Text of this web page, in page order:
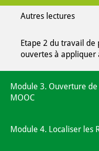
Autres lectures
Etape 2 du travail
ouvertes à appliquer
Module 3. Ouverture de
MOOC
Module 4. Localiser les